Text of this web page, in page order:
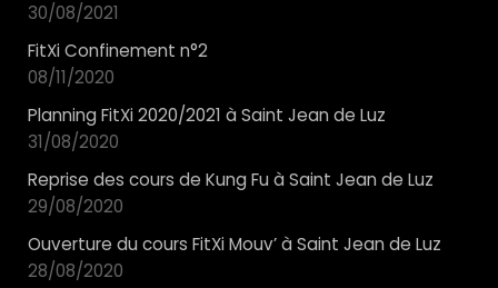
30/08/2021
FitXi Confinement n°2
08/11/2020
Planning FitXi 2020/2021 à Saint Jean de Luz
31/08/2020
Reprise des cours de Kung Fu à Saint Jean de Luz
29/08/2020
Ouverture du cours FitXi Mouv’ à Saint Jean de Luz
28/08/2020